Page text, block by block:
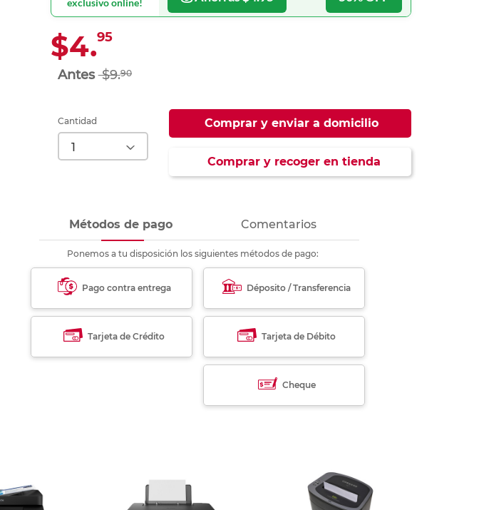
Ver más
Ver más
Ver más
Ver más
exclusivo online!
$4.95
$9.90
Cantidad Comprar y enviar a domicilio
Comprar y recoger en tienda
Métodos de pago Comentarios
Ponemos a tu disposición los siguientes métodos de pago:
Pago contra entrega Déposito / Transferencia
Tarjeta de Crédito Tarjeta de Débito
Cheque